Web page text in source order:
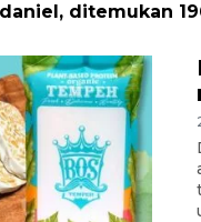
ditemukan